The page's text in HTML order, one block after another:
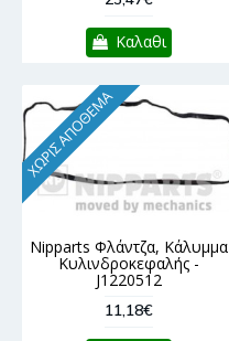
Καλαθι
ΧΩΡΊΣ ΑΠΌΘΕΜΑ
Nipparts Φλάντζα, Κάλυμμα
Κυλινδροκεφαλής -
J1220512
11,18€